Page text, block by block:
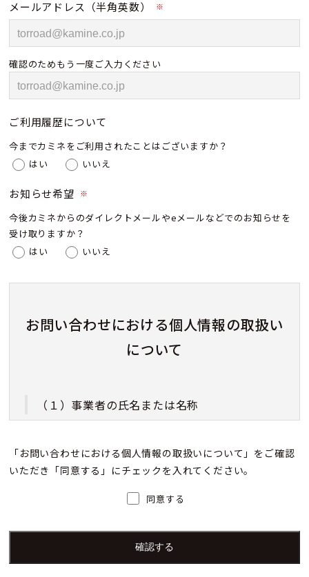
メールアドレス（半角英数） ※
確認のためもう一度ご入力ください
ご利用履歴について
今までカミネをご利用されたことはございますか？
はい
いいえ
お知らせ希望 ※
今後カミネからのダイレクトメールやeメールなどでのお知らせを
受け取りますか？
はい
いいえ
お問い合わせにおける個人情報の取扱い
について
（１）事業者の氏名または名称
株式会社カミネ
人）の氏名又は職名、所属及び連絡先
個人情報保護管理者：上根 彩
「お問い合わせにおける個人情報の取扱いについて」をご確認
いただき「同意する」にチェックを入れてください。
同意する